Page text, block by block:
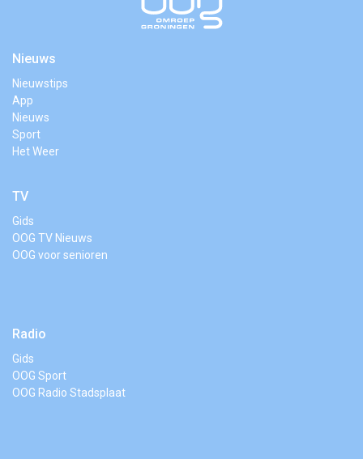
Nieuws
Nieuwstips
App
Nieuws
Sport
Het Weer
TV
Gids
OOG TV Nieuws
OOG voor senioren
Radio
Gids
OOG Sport
OOG Radio Stadsplaat